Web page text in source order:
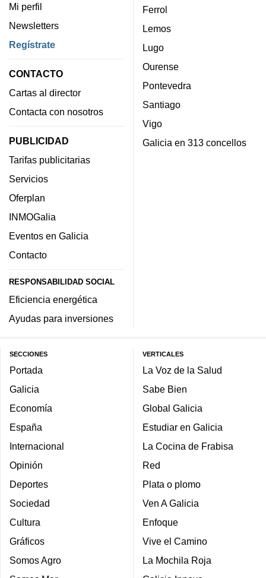
Mi perfil
Newsletters
Regístrate
CONTACTO
Cartas al director
Contacta con nosotros
PUBLICIDAD
Tarifas publicitarias
Servicios
Oferplan
INMOGalia
Eventos en Galicia
Contacto
RESPONSABILIDAD SOCIAL
Eficiencia energética
Ayudas para inversiones
Ferrol
Lemos
Lugo
Ourense
Pontevedra
Santiago
Vigo
Galicia en 313 concellos
SECCIONES
Portada
Galicia
Economía
España
Internacional
Opinión
Deportes
Sociedad
Cultura
Gráficos
Somos Agro
VERTICALES
La Voz de la Salud
Sabe Bien
Global Galicia
Estudiar en Galicia
La Cocina de Frabisa
Red
Plata o plomo
Ven A Galicia
Enfoque
Vive el Camino
La Mochila Roja